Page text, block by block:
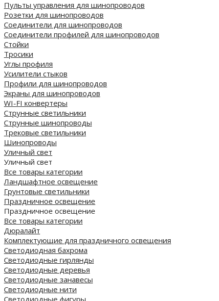
Пульты управления для шинопроводов
Розетки для шинопроводов
Соединители для шинопроводов
Соединители профилей для шинопроводов
Стойки
Тросики
Углы профиля
Усилители стыков
Профили для шинопроводов
Экраны для шинопроводов
WI-FI конвертеры
Струнные светильники
Струнные шинопроводы
Трековые светильники
Шинопроводы
Уличный свет
Уличный свет
Все товары категории
Ландшафтное освещение
Грунтовые светильники
Праздничное освещение
Праздничное освещение
Все товары категории
Дюралайт
Комплектующие для праздничного освещения
Светодиодная бахрома
Светодиодные гирлянды
Светодиодные деревья
Светодиодные занавесы
Светодиодные нити